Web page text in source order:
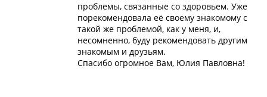
проблемы, связанные со здоровьем. Уже
порекомендовала её своему знакомому с
такой же проблемой, как у меня, и,
несомненно, буду рекомендовать другим
знакомым и друзьям.
Спасибо огромное Вам, Юлия Павловна!